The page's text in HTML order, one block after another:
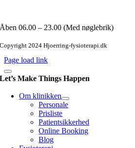
Åben 06.00 – 23.00 (Med nøglebrik)
Copyright 2024 Hjoerring-fysioterapi.dk
Page load link
Let’s Make Things Happen
Om klinikken
Personale
Prisliste
Patientsikkerhed
Online Booking
Blog